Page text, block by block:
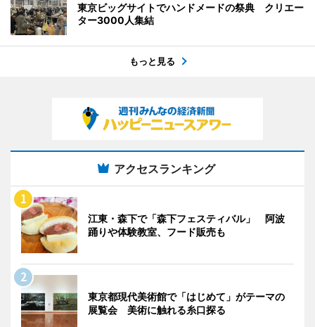
東京ビッグサイトでハンドメードの祭典 クリエー
ター3000人集結
もっと見る
アクセスランキング
江東・森下で「森下フェスティバル」 阿波
踊りや体験教室、フード販売も
東京都現代美術館で「はじめて」がテーマの
展覧会 美術に触れる糸口探る